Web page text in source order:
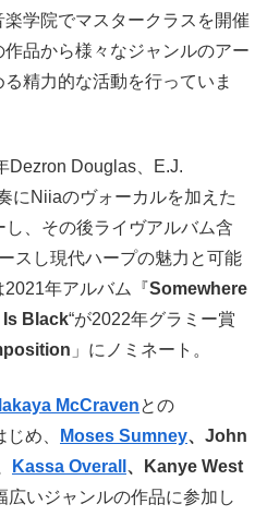
学院でマスタークラスを開催
品から様々なジャンルのアー
精力的な活動を行っていま
Dezron Douglas、E.J.
にNiiaのヴォーカルを加えた
し、その後ライヴアルバム含
スし現代ハープの魅力と可能
年アルバム『Somewhere
Is Black“が2022年グラミー賞
」にノミネート。
McCravenとの
じめ、 Moses Sumney、John
Kassa Overall 、Kanye West
広いジャンルの作品に参加し